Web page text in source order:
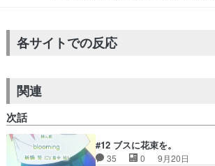
各サイトでの反応
関連
次話
#12 ブスに花束を。
35 0
9月20日